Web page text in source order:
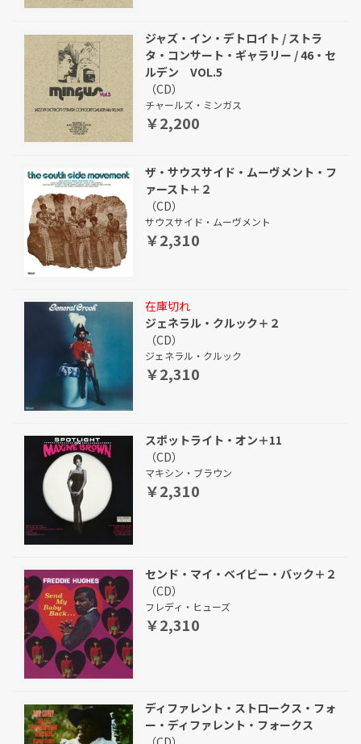
ジャズ・イン・デトロイト / ストラ
タ・コンサート・ギャラリー / 46・セ
ルデン VOL.5
（CD）
チャールズ・ミンガス
￥2,200
ザ・サウスサイド・ムーヴメント・フ
ァースト＋２
（CD）
サウスサイド・ムーヴメント
￥2,310
在庫切れ
ジェネラル・クルック＋２
（CD）
ジェネラル・クルック
￥2,310
スポットライト・オン＋11
（CD）
マキシン・ブラウン
￥2,310
センド・マイ・ベイビー・バック＋２
（CD）
フレディ・ヒューズ
￥2,310
ディファレント・ストロークス・フォ
ー・ディファレント・フォークス